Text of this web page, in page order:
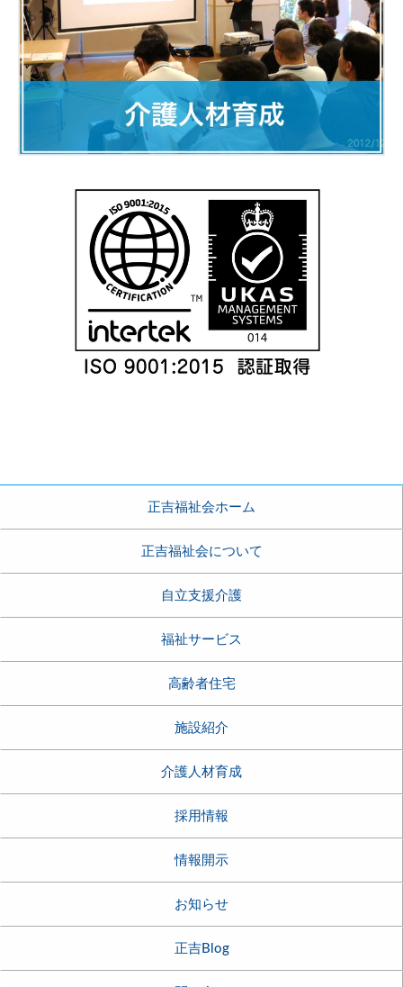
正吉福祉会ホーム
正吉福祉会について
自立支援介護
福祉サービス
高齢者住宅
施設紹介
介護人材育成
採用情報
情報開示
お知らせ
正吉Blog